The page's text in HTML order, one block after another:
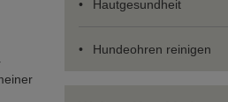
Hautgesundheit
Hundeohren reinigen